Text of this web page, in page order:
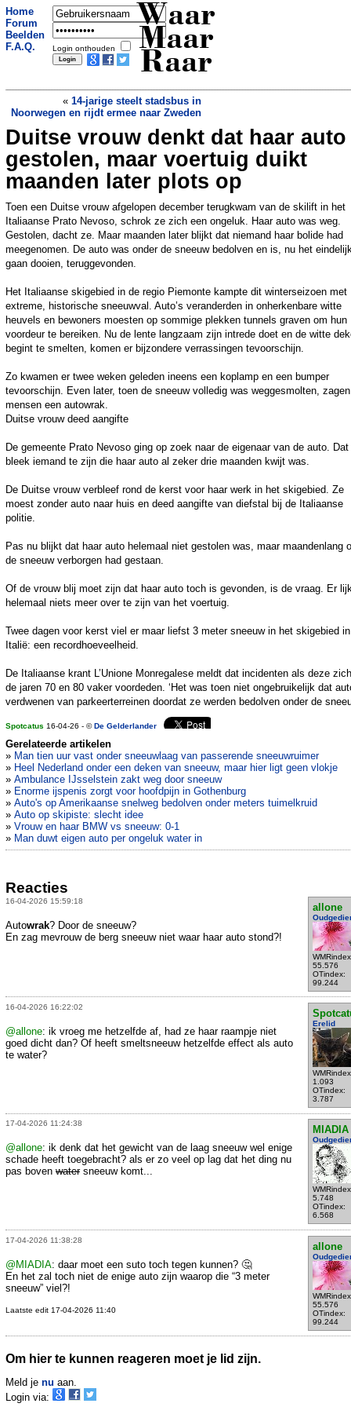
Home
Forum
Beelden
F.A.Q.
Login onthouden
Waar
Maar
Raar
« 14-jarige steelt stadsbus in
Noorwegen en rijdt ermee naar Zweden
Hoe moordzuchtig zijn die schattige
poezen eigenlijk? Niet schrikken...»
Duitse vrouw denkt dat haar
gestolen, maar voertuig duikt
maanden later plots op
Toen een Duitse vrouw afgelopen december terugkwam van de skilift in het
Italiaanse Prato Nevoso, schrok ze zich een ongeluk. Haar auto was weg.
Gestolen, dacht ze. Maar maanden later blijkt dat niemand haar bolide had
meegenomen. De auto was onder de sneeuw bedolven en is, nu het
gaan dooien, teruggevonden.
Het Italiaanse skigebied in de regio Piemonte kampte dit winterseizoen met
extreme, historische sneeuwval. Auto’s veranderden in onherkenbare witte
heuvels en bewoners moesten op sommige plekken tunnels graven om hun
voordeur te bereiken. Nu de lente langzaam zijn intrede doet en de witte
begint te smelten, komen er bijzondere verrassingen tevoorschijn.
Zo kwamen er twee weken geleden ineens een koplamp en een bumper
tevoorschijn. Even later, toen de sneeuw volledig was weggesmolten, zagen
mensen een autowrak.
Duitse vrouw deed aangifte
De gemeente Prato Nevoso ging op zoek naar de eigenaar van de auto. Dat
bleek iemand te zijn die haar auto al zeker drie maanden kwijt was.
De Duitse vrouw verbleef rond de kerst voor haar werk in het skigebied. Ze
moest zonder auto naar huis en deed aangifte van diefstal bij de Italiaanse
politie.
Pas nu blijkt dat haar auto helemaal niet gestolen was, maar maandenlang
de sneeuw verborgen had gestaan.
Of de vrouw blij moet zijn dat haar auto toch is gevonden, is de vraag. Er
helemaal niets meer over te zijn van het voertuig.
Twee dagen voor kerst viel er maar liefst 3 meter sneeuw in het skigebied in
Italië: een recordhoeveelheid.
De Italiaanse krant L’Unione Monregalese meldt dat incidenten als deze
de jaren 70 en 80 vaker voordeden. ‘Het was toen niet ongebruikelijk dat
verdwenen van parkeerterreinen doordat ze werden bedolven onder de
Spotcatus 16-04-26 - ©De Gelderlander
Gerelateerde artikelen
» Man tien uur vast onder sneeuwlaag van passerende sneeuwruimer
» Heel Nederland onder een deken van sneeuw, maar hier ligt geen vlokje
» Ambulance IJsselstein zakt weg door sneeuw
» Enorme ijspenis zorgt voor hoofdpijn in Gothenburg
» Auto's op Amerikaanse snelweg bedolven onder meters tuimelkruid
» Auto op skipiste: slecht idee
» Vrouw en haar BMW vs sneeuw: 0-1
» Man duwt eigen auto per ongeluk water in
Reacties
16-04-2026 15:59:18
allone
55.576
OTindex:
99.244
Autowrak? Door de sneeuw?
En zag mevrouw de berg sneeuw niet waar haar auto stond?!
16-04-2026 16:22:02
Erelid
1.093
OTindex:
3.787
@allone: ik vroeg me hetzelfde af, had ze haar raampje niet
goed dicht dan? Of heeft smeltsneeuw hetzelfde effect als auto
te water?
17-04-2026 11:24:38
MIADIA
5.748
OTindex:
6.568
@allone: ik denk dat het gewicht van de laag sneeuw wel enige
schade heeft toegebracht? als er zo veel op lag dat het ding nu
pas boven watersneeuw komt...
17-04-2026 11:38:28
allone
55.576
OTindex:
99.244
@MIADIA: daar moet een suto toch tegen kunnen? 🤔
En het zal toch niet de enige auto zijn waarop die “3 meter
sneeuw” viel?!
Laatste edit 17-04-2026 11:40
Om hier te kunnen reageren moet je lid zijn.
Meld je nu aan.
Login via: